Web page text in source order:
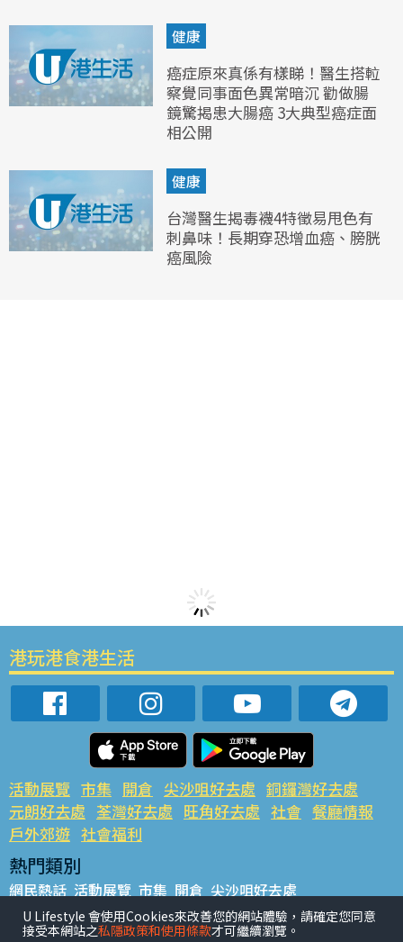
健康
癌症原來真係有樣睇！醫生搭𨋢
察覺同事面色異常暗沉 勸做腸
鏡驚揭患大腸癌 3大典型癌症面
相公開
健康
台灣醫生揭毒襪4特徵易甩色有
刺鼻味！長期穿恐增血癌、膀胱
癌風險
港玩港食港生活
活動展覽 市集 開倉 尖沙咀好去處 銅鑼灣好去處
元朗好去處 荃灣好去處 旺角好去處 社會 餐廳情報
戶外郊遊 社會福利
熱門類別
網民熱話 活動展覽 市集 開倉 尖沙咀好去處
銅鑼灣好去處 元朗好去處 荃灣好去處 旺角好去處 社會
餐廳情報 戶外郊遊
U Lifestyle 會使用Cookies來改善您的網站體驗，請確定您同意
接受本網站之私隱政策和使用條款才可繼續瀏覽。